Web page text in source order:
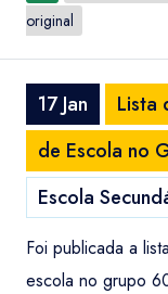
original
17 Jan
Lista
de Escola no
Escola
Foi publicada a
escola no grupo